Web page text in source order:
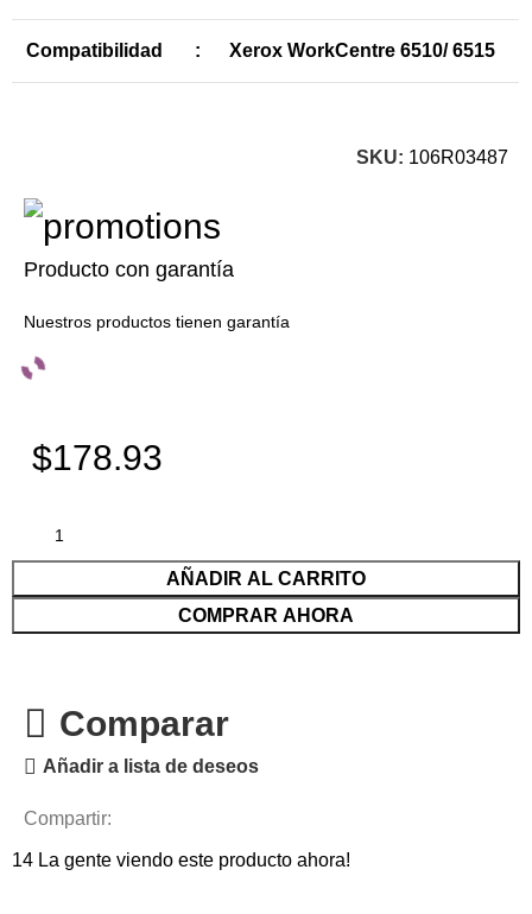
Compatibilidad : Xerox WorkCentre 6510/ 6515
SKU: 106R03487
Producto con garantía
Nuestros productos tienen garantía
$178.93
AÑADIR AL CARRITO
COMPRAR AHORA
Comparar
Añadir a lista de deseos
Compartir:
14 La gente viendo este producto ahora!